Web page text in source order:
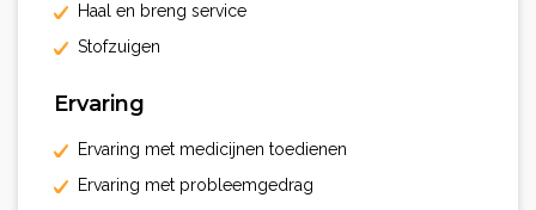
Haal en breng service
Stofzuigen
Ervaring
Ervaring met medicijnen toedienen
Ervaring met probleemgedrag